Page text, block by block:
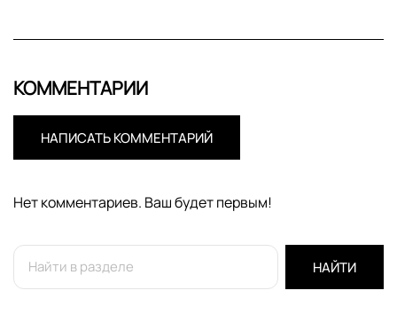
КОММЕНТАРИИ
НАПИСАТЬ КОММЕНТАРИЙ
Нет комментариев. Ваш будет первым!
НАЙТИ